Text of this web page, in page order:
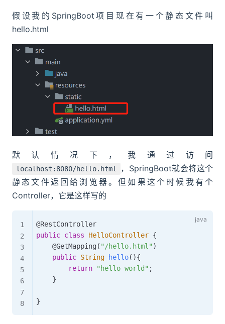
假设我的SpringBoot项目现在有一个静态文件叫
hello.html
默认情况下，我通过访问
localhost:8080/hello.html
，SpringBoot就会将这个
静态文件返回给浏览器。但如果这个时候我有个
Controller，它是这样写的
@RestController
public class HelloController {
@GetMapping( "/hello.html" )
public String hello( ){
return
"hello world" ;
}
}